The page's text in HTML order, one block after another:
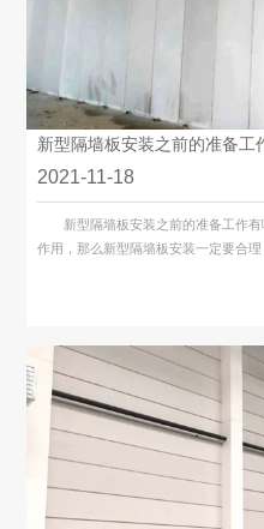
新型隔墙板安装之前的准备工
2021-11-18
新型隔墙板安装之前的准备工作有
作用，那么新型隔墙板安装一定要合